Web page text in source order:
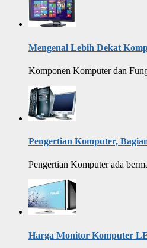
Mengenal Lebih Dekat
Komponen Komputer dan
Pengertian Komputer,
Pengertian Komputer ada
Harga Monitor Komputer